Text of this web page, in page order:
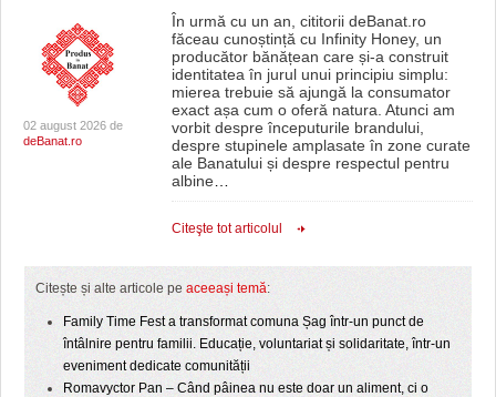
02 august 2026 de
deBanat.ro
În urmă cu un an, cititorii deBanat.ro
făceau cunoștință cu Infinity Honey, un
producător bănățean care și-a construit
identitatea în jurul unui principiu simplu:
mierea trebuie să ajungă la consumator
exact așa cum o oferă natura. Atunci am
vorbit despre începuturile brandului,
despre stupinele amplasate în zone curate
ale Banatului și despre respectul pentru
albine…
Citeşte tot articolul
Citește și alte articole pe aceeași temă:
Family Time Fest a transformat comuna Șag într-un punct de
întâlnire pentru familii. Educație, voluntariat și solidaritate, într-un
eveniment dedicate comunității
Romavyctor Pan – Când pâinea nu este doar un aliment, ci o